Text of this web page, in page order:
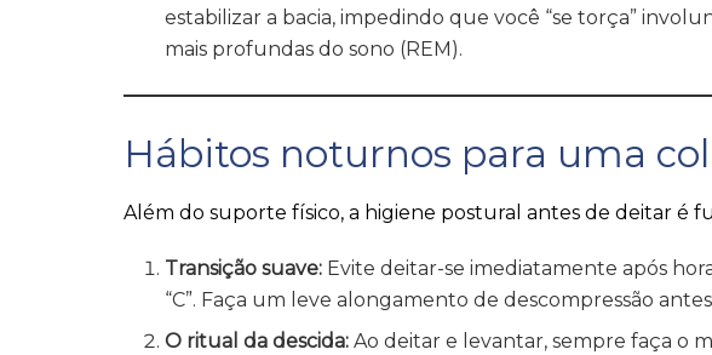
estabilizar a bacia, impedindo que você “se torça”
mais profundas do sono (REM).
Hábitos noturnos para uma
Além do suporte físico, a higiene postural antes de deitar é
Transição suave: Evite deitar-se imediatamente após
“C”. Faça um leve alongamento de descompressão
O ritual da descida: Ao deitar e levantar, sempre faça o